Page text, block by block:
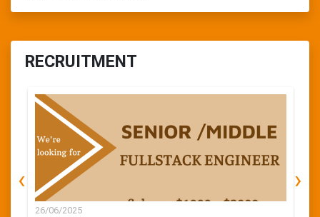
RECRUITMENT
26/06/2025
‹ ›